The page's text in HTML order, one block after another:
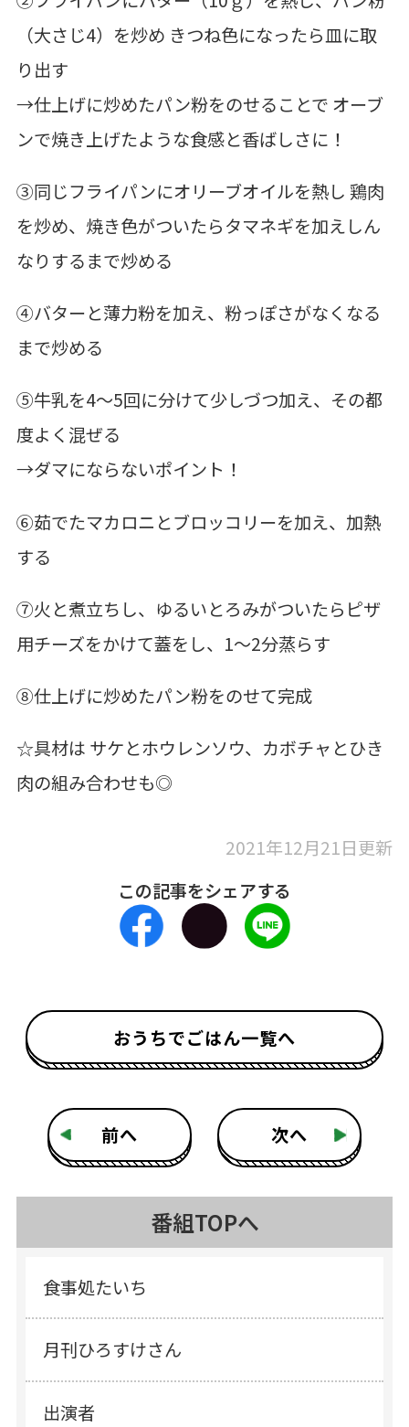
（大さじ4）を炒め きつね色になったら皿に取
り出す
→仕上げに炒めたパン粉をのせることで オーブ
ンで焼き上げたような食感と香ばしさに！
③同じフライパンにオリーブオイルを熱し 鶏肉
を炒め、焼き色がついたらタマネギを加えしん
なりするまで炒める
④バターと薄力粉を加え、粉っぽさがなくなる
まで炒める
⑤牛乳を4～5回に分けて少しづつ加え、その都
度よく混ぜる
→ダマにならないポイント！
⑥茹でたマカロニとブロッコリーを加え、加熱
する
⑦火と煮立ちし、ゆるいとろみがついたらピザ
用チーズをかけて蓋をし、1～2分蒸らす
⑧仕上げに炒めたパン粉をのせて完成
☆具材は サケとホウレンソウ、カボチャとひき
肉の組み合わせも◎
2021年12月21日更新
この記事をシェアする
前へ
おうちでごはん一覧へ
次へ
番組TOPへ
食事処たいち
月刊ひろすけさん
出演者